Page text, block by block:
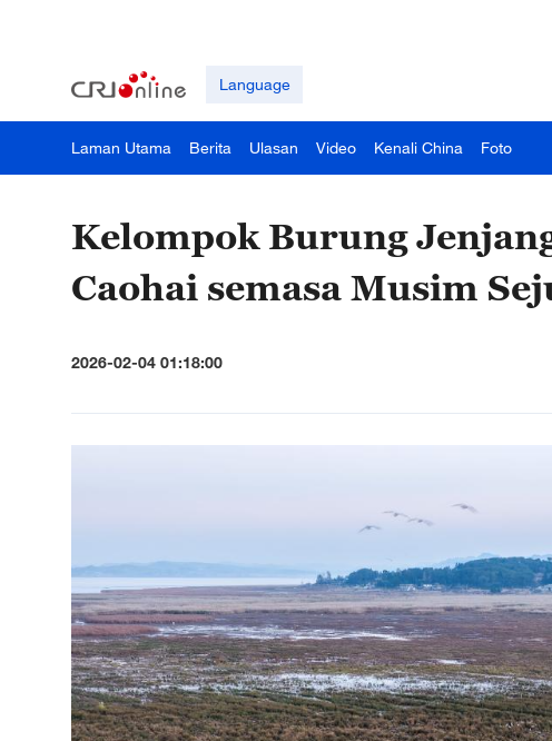
Language
Laman Utama Berita Ulasan Video Kenali China Foto
Kelompok Burung
Caohai semasa Musim
2026-02-04 01:18:00